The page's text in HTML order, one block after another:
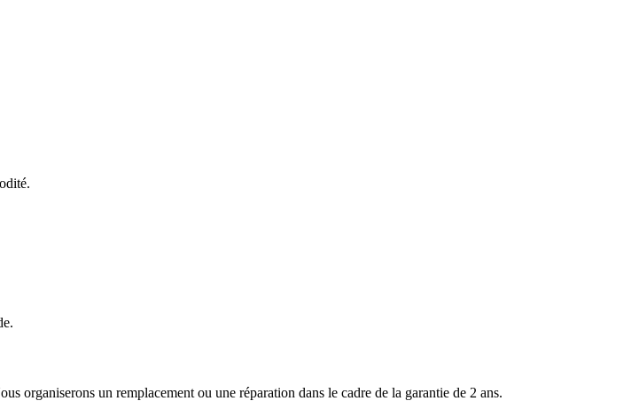
organiserons un remplacement ou une réparation dans le cadre de la garantie de 2 ans.